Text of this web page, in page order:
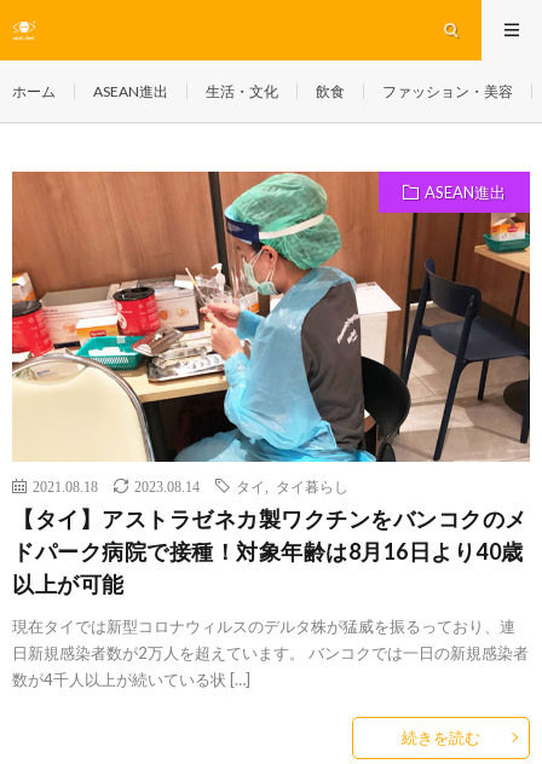
ホーム ASEAN進出 生活・文化 飲食 ファッション・美容
ASEAN進出
2021.08.18 2023.08.14 タイ タイ暮らし
【タイ】アストラゼネカ製ワクチンをバンコクのメ
ドパーク病院で接種！対象年齢は8月16日より40歳
以上が可能
現在タイでは新型コロナウィルスのデルタ株が猛威を振るっており、連
日新規感染者数が2万人を超えています。 バンコクでは一日の新規感染者
数が4千人以上が続いている状 […]
続きを読む